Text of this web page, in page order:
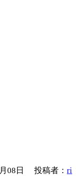
08日 投稿者： ri